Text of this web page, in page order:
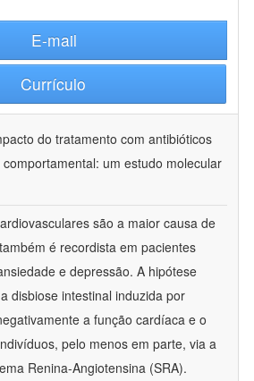
E-mail
Currículo
do tratamento com antibióticos
um estudo molecular
são a maior causa de
é recordista em pacientes
e depressão. A hipótese
disbiose intestinal induzida por
a função cardíaca e o
pelo menos em parte, via a
Renina-Angiotensina (SRA).